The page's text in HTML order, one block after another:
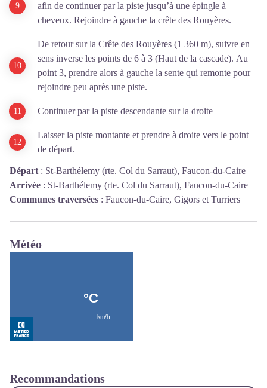
afin de continuer par la piste jusqu’à une épingle à
cheveux. Rejoindre à gauche la crête des Rouyères.
De retour sur la Crête des Rouyères (1 360 m), suivre en
sens inverse les points de 6 à 3 (Haut de la cascade). Au
point 3, prendre alors à gauche la sente qui remonte pour
rejoindre peu après une piste.
Continuer par la piste descendante sur la droite
Laisser la piste montante et prendre à droite vers le point
de départ.
Départ : St-Barthélemy (rte. Col du Sarraut), Faucon-du-Caire
Arrivée : St-Barthélemy (rte. Col du Sarraut), Faucon-du-Caire
Communes traversées : Faucon-du-Caire, Gigors et Turriers
Météo
Recommandations